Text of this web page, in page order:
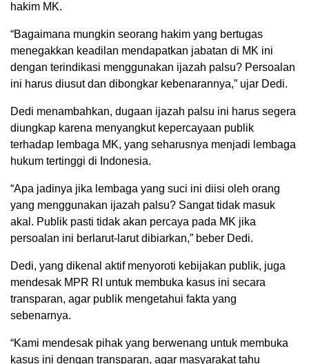
hakim MK.
“Bagaimana mungkin seorang hakim yang bertugas
menegakkan keadilan mendapatkan jabatan di MK ini
dengan terindikasi menggunakan ijazah palsu? Persoalan
ini harus diusut dan dibongkar kebenarannya,” ujar Dedi.
Dedi menambahkan, dugaan ijazah palsu ini harus segera
diungkap karena menyangkut kepercayaan publik
terhadap lembaga MK, yang seharusnya menjadi lembaga
hukum tertinggi di Indonesia.
“Apa jadinya jika lembaga yang suci ini diisi oleh orang
yang menggunakan ijazah palsu? Sangat tidak masuk
akal. Publik pasti tidak akan percaya pada MK jika
persoalan ini berlarut-larut dibiarkan,” beber Dedi.
Dedi, yang dikenal aktif menyoroti kebijakan publik, juga
mendesak MPR RI untuk membuka kasus ini secara
transparan, agar publik mengetahui fakta yang
sebenarnya.
“Kami mendesak pihak yang berwenang untuk membuka
kasus ini dengan transparan, agar masyarakat tahu